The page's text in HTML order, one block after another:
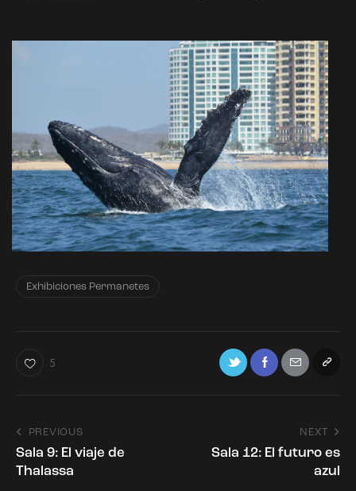
Exhibiciones Permanetes
5
PREVIOUS
Sala 9: El viaje de
Thalassa
NEXT
Sala 12: El futuro es
azul